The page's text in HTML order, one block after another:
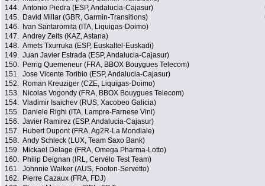
144. Antonio Piedra (ESP, Andalucia-Cajasur)
145.
David Millar (GBR, Garmin-Transitions)
146.
Ivan Santaromita (ITA, Liquigas-Doimo)
147. Andrey Zeits (KAZ, Astana)
148. Amets Txurruka (ESP, Euskaltel-Euskadi)
149. Juan Javier Estrada (ESP, Andalucia-Cajasur)
150.
Perrig Quemeneur (FRA, BBOX Bouygues Telecom)
151. Jose Vicente Toribio (ESP, Andalucia-Cajasur)
152.
Roman Kreuziger (CZE, Liquigas-Doimo)
153.
Nicolas Vogondy (FRA, BBOX Bouygues Telecom)
154. Vladimir Isaichev (RUS, Xacobeo Galicia)
155.
Daniele Righi (ITA, Lampre-Farnese Vini)
156. Javier Ramirez (ESP, Andalucia-Cajasur)
157.
Hubert Dupont (FRA, Ag2R-La Mondiale)
158. Andy Schleck (LUX, Team Saxo Bank)
159.
Mickael Delage (FRA, Omega Pharma-Lotto)
160.
Philip Deignan (IRL, Cervélo Test Team)
161. Johnnie Walker (AUS, Footon-Servetto)
162.
Pierre Cazaux (FRA, FDJ)